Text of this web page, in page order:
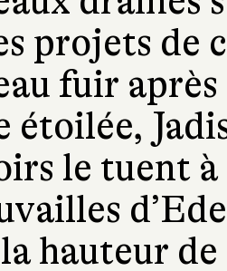
projets de
fuir après
étoilée,
le tuent
hauteur